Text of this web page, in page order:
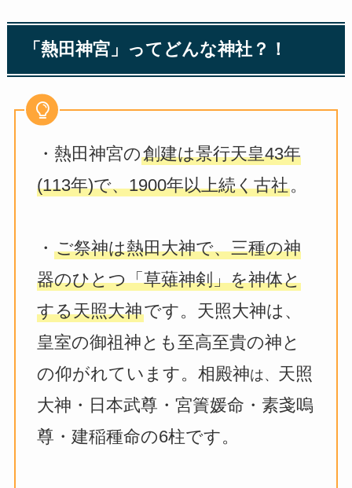
「熱田神宮」ってどんな神社？！
・熱田神宮の創建は景行天皇43年
(113年)で、1900年以上続く古社。
・ ご祭神は熱田大神で、三種の神
器のひとつ「草薙神剣」を神体と
する天照大神です。天照大神は、
皇室の御祖神とも至高至貴の神と
の仰がれています。相殿神は、 天照
大神・日本武尊・宮簀媛命・素戔嗚
尊・建稲種命の6柱です。